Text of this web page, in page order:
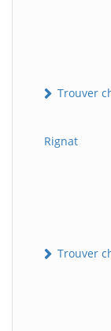
Trouver
Rignat
Trouver